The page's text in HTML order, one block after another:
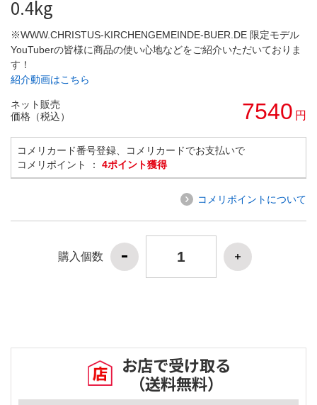
0.4kg
※WWW.CHRISTUS-KIRCHENGEMEINDE-BUER.DE 限定モデル
YouTuberの皆様に商品の使い心地などをご紹介いただいておりま
す！
紹介動画はこちら
ネット販売
価格（税込）
7540 円
コメリカード番号登録、コメリカードでお支払いで
コメリポイント ： 4ポイント獲得
コメリポイントについて
購入個数
お店で受け取る
（送料無料）